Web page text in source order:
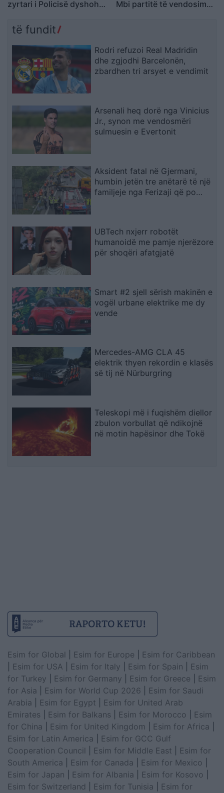
zyrtari i Policisë dyshohet
dhe administratorin
Mbi partitë të vendosim
të fundit
Rodri refuzoi Real Madridin
dhe zgjodhi Barcelonën,
zbardhen tri arsyet e vendimit
Arsenali heq dorë nga Vinicius
Jr., synon me vendosmëri
sulmuesin e Evertonit
Aksident fatal në Gjermani,
humbin jetën tre anëtarë të një
familjeje nga Ferizaji që po
UBTech nxjerr robotët
humanoidë me pamje njerëzore
për shoqëri afatgjatë
Smart #2 sjell sërish makinën e
vogël urbane elektrike me dy
vende
Mercedes-AMG CLA 45
elektrik thyen rekordin e klasës
së tij në Nürburgring
Teleskopi më i fuqishëm diellor
zbulon vorbullat që ndikojnë
në motin hapësinor dhe Tokë
Esim for Global Esim for Europe
Esim for Caribbean
Esim for USA Esim for Italy Esim for Spain
Esim
for Turkey
Esim for Germany Esim for Greece
Esim
for Asia
Esim for World Cup 2026
Esim for Saudi
Arabia
Esim for Egypt
Esim for United Arab
Emirates
Esim for Balkans Esim for Morocco
Esim
for China
Esim for United Kingdom Esim for Africa
Esim for Latin America
Esim for GCC Gulf
Cooperation Council
Esim for Middle East
Esim for
South America
Esim for Canada Esim for Mexico
Esim for Japan
Esim for Albania Esim for Kosovo
Esim for Switzerland
Esim for Tunisia
Esim for